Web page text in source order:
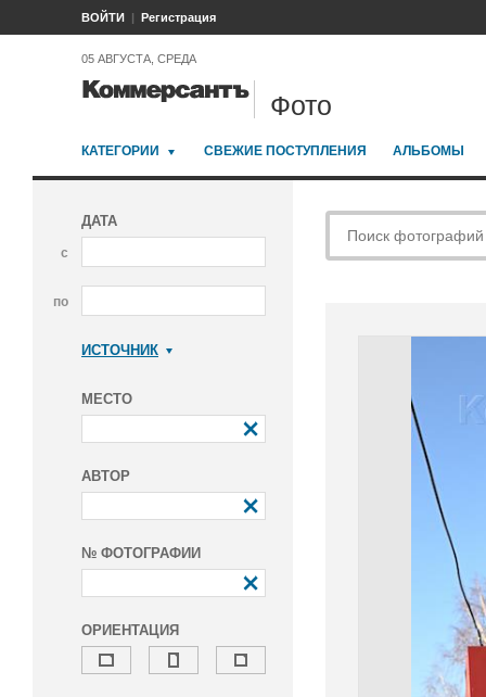
ВОЙТИ Регистрация
05 АВГУСТА, СРЕДА
Фото
КАТЕГОРИИ СВЕЖИЕ ПОСТУПЛЕНИЯ АЛЬБОМЫ
ДАТА
с
по
ИСТОЧНИК
МЕСТО
АВТОР
№ ФОТОГРАФИИ
ОРИЕНТАЦИЯ